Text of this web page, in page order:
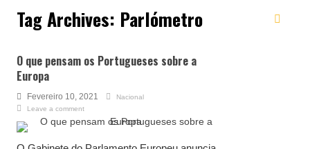
Tag Archives: Parlómetro
O que pensam os Portugueses sobre a
Europa
Fevereiro 10, 2021
Nacional
Leave a comment